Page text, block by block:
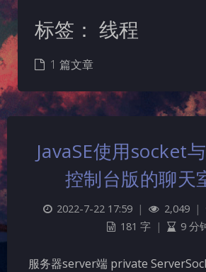
标签： 线程
1 篇文章
JavaSE使用socket
控制台版的聊天
2022-7-22 17:59 | 2,049 |
181 字 | 9 分
服务器server端 private